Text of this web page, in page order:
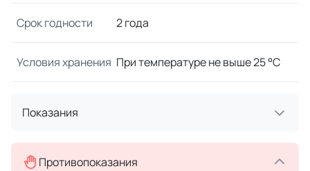
Срок годности 2 года
Условия хранения При температуре не выше 25 °C
Показания
Противопоказания